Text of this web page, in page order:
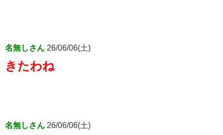
名無しさん 26/06/06(土)
きたわね
名無しさん 26/06/06(土)